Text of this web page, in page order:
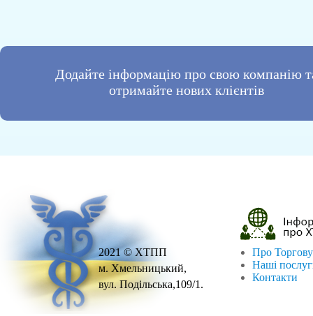
Додайте інформацію про свою компанію
отримайте нових клієнтів
2021 © ХТПП
м. Хмельницький,
вул. Подільська,109/1.
Про
Наші
Контакти